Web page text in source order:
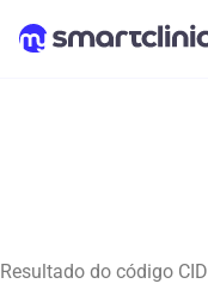
Resultado do código CID